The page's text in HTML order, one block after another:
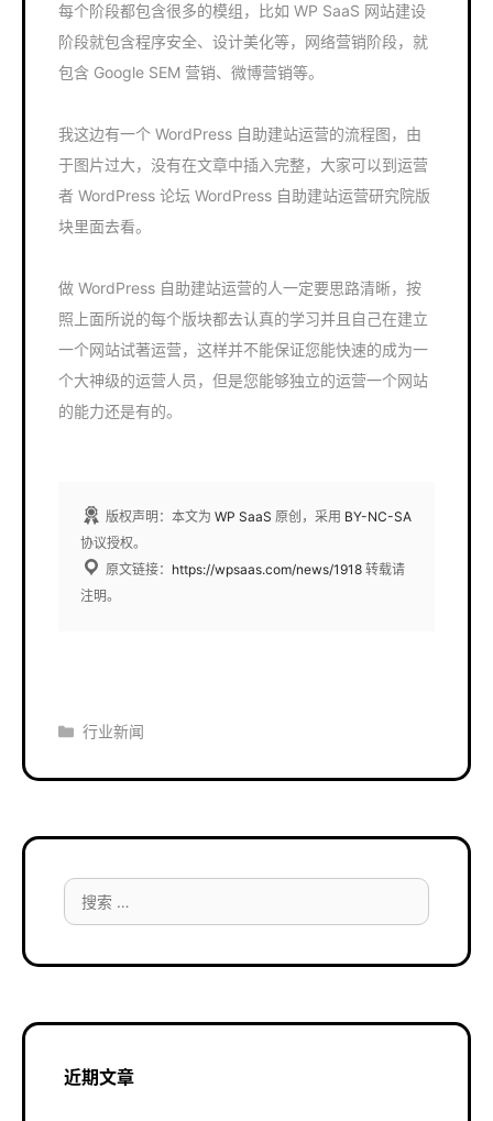
每个阶段都包含很多的模组，比如 WP SaaS 网站建设
阶段就包含程序安全、设计美化等，网络营销阶段，就
包含 Google SEM 营销、微博营销等。
我这边有一个 WordPress 自助建站运营的流程图，由
于图片过大，没有在文章中插入完整，大家可以到运营
者 WordPress 论坛 WordPress 自助建站运营研究院版
块里面去看。
做 WordPress 自助建站运营的人一定要思路清晰，按
照上面所说的每个版块都去认真的学习并且自己在建立
一个网站试著运营，这样并不能保证您能快速的成为一
个大神级的运营人员，但是您能够独立的运营一个网站
的能力还是有的。
版权声明：本文为 WP SaaS 原创，采用 BY-NC-SA
协议授权。
原文链接： https://wpsaas.com/news/1918 转载请
注明。
分
行业新闻
搜
索：
近期文章